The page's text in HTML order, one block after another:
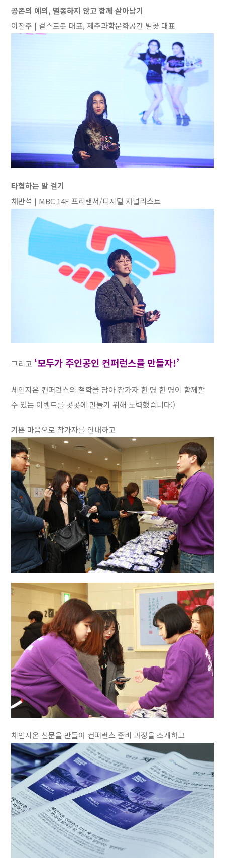
공존의 예의, 멸종하지 않고 함께 살아남기
이진주 | 걸스로봇 대표, 제주과학문화공간 별곶 대표
타협하는 말 걸기
채반석 | MBC 14F 프리랜서/디지털 저널리스트
그리고 ‘모두가 주인공인 컨퍼런스를 만들자!’
체인지온 컨퍼런스의 철학을 담아 참가자 한 명 한 명이 함께할
수 있는 이벤트를 곳곳에 만들기 위해 노력했습니다:)
기쁜 마음으로 참가자를 안내하고
체인지온 신문을 만들어 컨퍼런스 준비 과정을 소개하고